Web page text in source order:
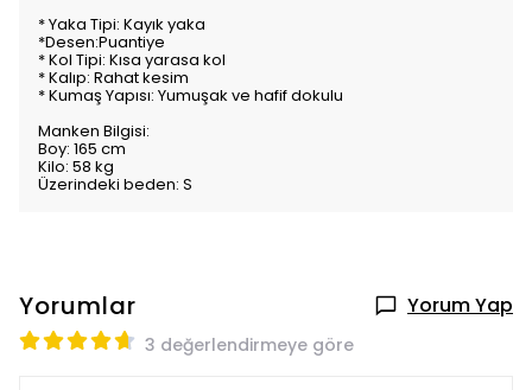
* Yaka Tipi: Kayık yaka
*Desen:Puantiye
* Kol Tipi: Kısa yarasa kol
* Kalıp: Rahat kesim
* Kumaş Yapısı: Yumuşak ve hafif dokulu
Manken Bilgisi:
Boy: 165 cm
Kilo: 58 kg
Üzerindeki beden: S
Yorumlar Yorum Yap
3 değerlendirmeye göre